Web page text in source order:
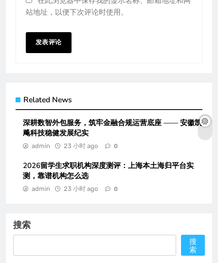
站地址，以便下次评论时使用。
Related News
深耕数智外包服务，筑牢金融合规运营底座 —— 安徽凯
飚科技稳健发展纪实
admin 23 小时 ago 0
2026留学生求职机构深度测评：上海本土海归平台实
测，靠谱机构怎么选
admin 23 小时 ago 0
搜索
搜
索